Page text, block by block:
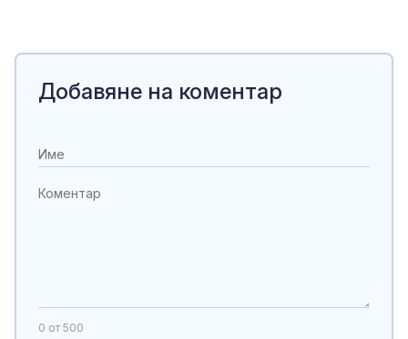
Добавяне на коментар
0 от 500